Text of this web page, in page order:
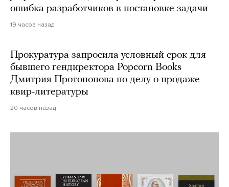
ошибка разработчиков в постановке задачи
19 часов назад
Прокуратура запросила условный срок для
бывшего гендиректора Popcorn Books
Дмитрия Протопопова по делу о продаже
квир-литературы
20 часов назад